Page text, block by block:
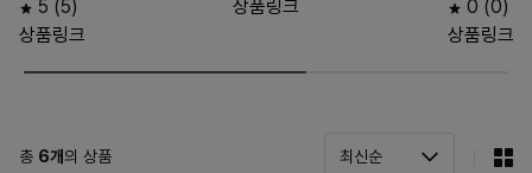
5 (5)
상품링크
상품링크
0 (0)
상품링크
총 6개의 상품